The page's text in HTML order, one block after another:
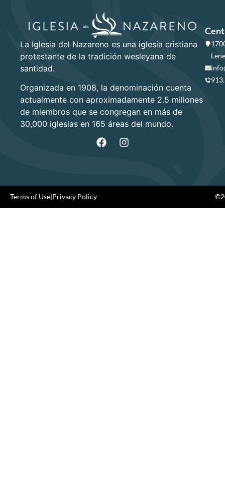
La Iglesia del Nazareno es una iglesia cristiana
protestante de la tradición wesleyana de
santidad.
Organizada en 1908, la denominación cuenta
actualmente con aproximadamente 2.5 millones
de miembros que se congregan en más de
30,000 iglesias en 165 áreas del mundo.
Terms of Use|Privacy Policy